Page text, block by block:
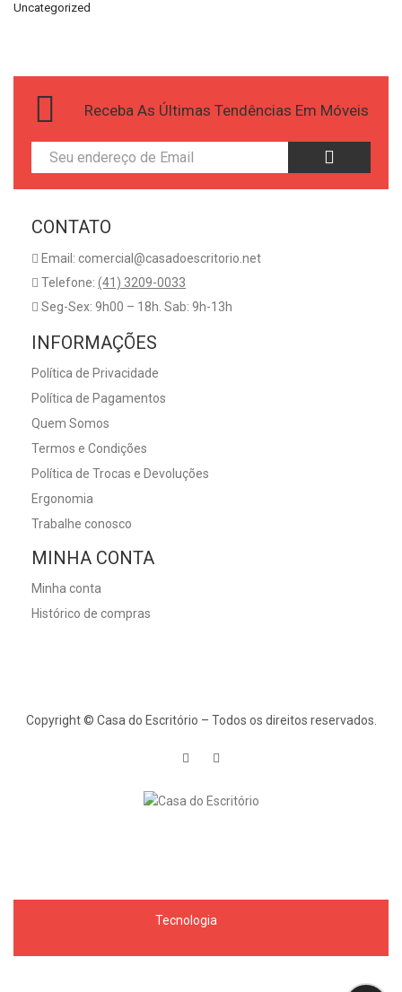
Uncategorized
Receba As Últimas Tendências Em Móveis
CONTATO
Email: comercial@casadoescritorio.net
Telefone: (41) 3209-0033
Seg-Sex: 9h00 – 18h. Sab: 9h-13h
INFORMAÇÕES
Política de Privacidade
Política de Pagamentos
Quem Somos
Termos e Condições
Política de Trocas e Devoluções
Ergonomia
Trabalhe conosco
MINHA CONTA
Minha conta
Histórico de compras
Copyright © Casa do Escritório – Todos os direitos reservados.
Tecnologia